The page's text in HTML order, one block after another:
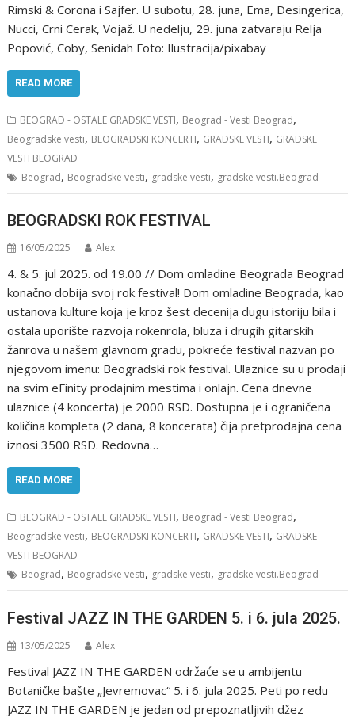
Rimski & Corona i Sajfer. U subotu, 28. juna, Ema, Desingerica,
Nucci, Crni Cerak, Vojaž. U nedelju, 29. juna zatvaraju Relja
Popović, Coby, Senidah Foto: Ilustracija/pixabay
READ MORE
BEOGRAD - OSTALE GRADSKE VESTI, Beograd - Vesti Beograd,
Beogradske vesti, BEOGRADSKI KONCERTI, GRADSKE VESTI, GRADSKE
VESTI BEOGRAD
Beograd, Beogradske vesti, gradske vesti, gradske vesti.Beograd
BEOGRADSKI ROK FESTIVAL
16/05/2025 Alex
4. & 5. jul 2025. od 19.00 // Dom omladine Beograda Beograd
konačno dobija svoj rok festival! Dom omladine Beograda, kao
ustanova kulture koja je kroz šest decenija dugu istoriju bila i
ostala uporište razvoja rokenrola, bluza i drugih gitarskih
žanrova u našem glavnom gradu, pokreće festival nazvan po
njegovom imenu: Beogradski rok festival. Ulaznice su u prodaji
na svim eFinity prodajnim mestima i onlajn. Cena dnevne
ulaznice (4 koncerta) je 2000 RSD. Dostupna je i ograničena
količina kompleta (2 dana, 8 koncerata) čija pretprodajna cena
iznosi 3500 RSD. Redovna…
READ MORE
BEOGRAD - OSTALE GRADSKE VESTI, Beograd - Vesti Beograd,
Beogradske vesti, BEOGRADSKI KONCERTI, GRADSKE VESTI, GRADSKE
VESTI BEOGRAD
Beograd, Beogradske vesti, gradske vesti, gradske vesti.Beograd
Festival JAZZ IN THE GARDEN 5. i 6. jula 2025.
13/05/2025 Alex
Festival JAZZ IN THE GARDEN održaće se u ambijentu
Botaničke bašte „Jevremovac“ 5. i 6. jula 2025. Peti po redu
JAZZ IN THE GARDEN je jedan od prepoznatljivih džez